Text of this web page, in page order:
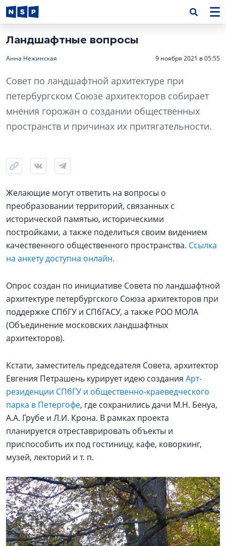
Ландшафтные вопросы
Анна Нежинская 9 ноября 2021 в 05:55
Совет по ландшафтной архитектуре при
петербургском Союзе архитекторов собирает
мнения горожан о создании общественных
пространств и причинах их притягательности.
Желающие могут ответить на вопросы о
преобразовании территорий, связанных с
исторической памятью, историческими
постройками, а также поделиться своим видением
качественного общественного пространства. Ссылка
на анкету доступна онлайн.
Опрос создан по инициативе Совета по ландшафтной
архитектуре петербургского Союза архитекторов при
поддержке СПбГУ и СПбГАСУ, а также РОО МОЛА
(Объединение московских ландшафтных
архитекторов).
Кстати, заместитель председателя Совета, архитектор
Евгения Петрашень курирует идею создания Арт-
резиденции СПбГУ и общественно-краеведческого
парка в Петергофе, где сохранились дачи М.Н. Бенуа,
А.А. Грубе и Л.И. Крона. В рамках проекта
планируется отреставрировать объекты и
приспособить их под гостиницу, кафе, коворкинг,
музей, лекторий и т. п.